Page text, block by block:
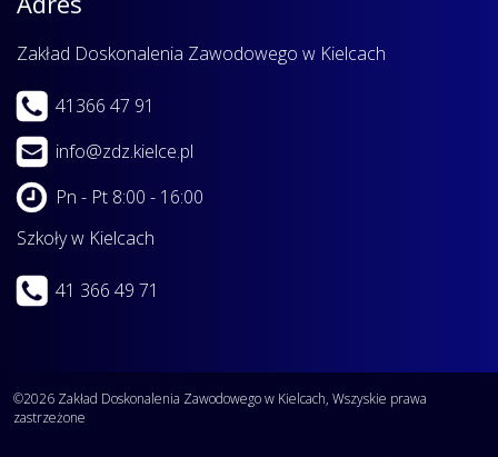
Zakład Doskonalenia Zawodowego w Kielcach
41366 47 91
info@zdz.kielce.pl
Pn - Pt 8:00 - 16:00
Szkoły w Kielcach
41 366 49 71
©2026 Zakład Doskonalenia Zawodowego w Kielcach, Wszyskie prawa
zastrzeżone